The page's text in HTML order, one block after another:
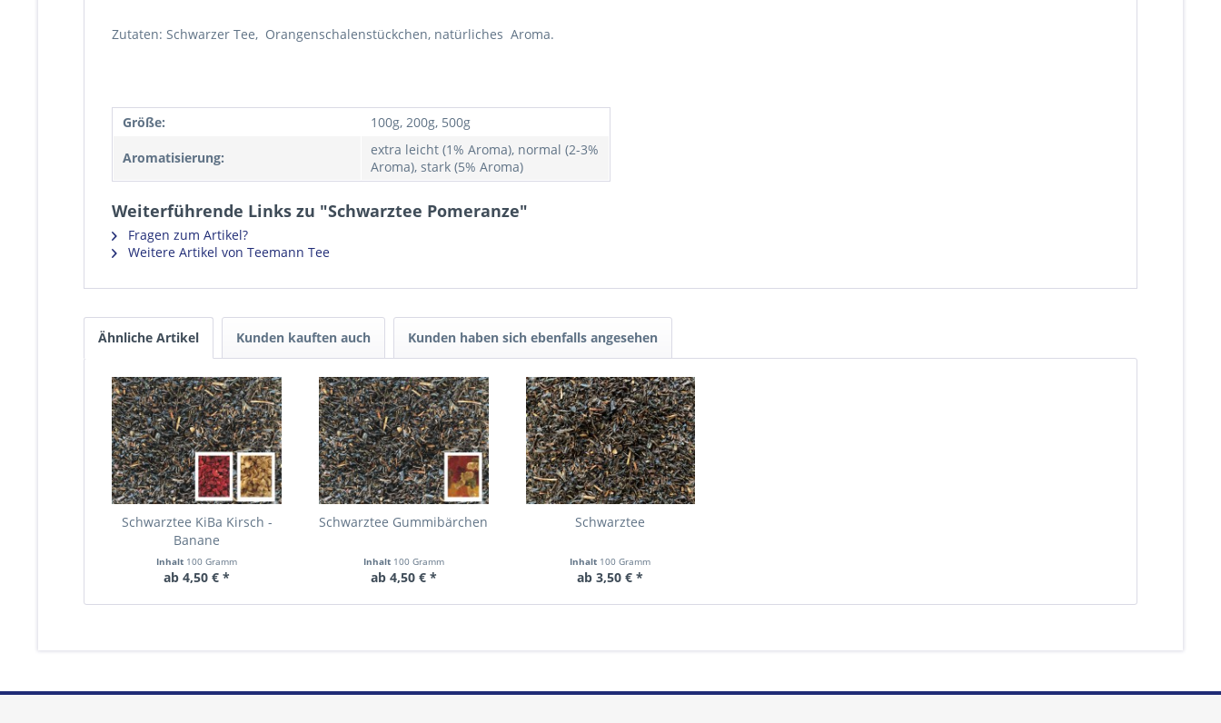
Zutaten: Schwarzer Tee, Orangenschalenstückchen, natürliches Aroma.
Größe: 100g, 200g, 500g
Aromatisierung:
extra leicht (1% Aroma), normal (2-3%
Aroma), stark (5% Aroma)
Weiterführende Links zu "Schwarztee Pomeranze"
Fragen zum Artikel?
Weitere Artikel von Teemann Tee
Ähnliche Artikel Kunden kauften auch Kunden haben sich ebenfalls angesehen
Schwarztee KiBa Kirsch -
Banane
Inhalt 100 Gramm
ab 4,50 € *
Schwarztee Gummibärchen
Inhalt 100 Gramm
ab 4,50 € *
Schwarztee
Inhalt 100 Gramm
ab 3,50 € *